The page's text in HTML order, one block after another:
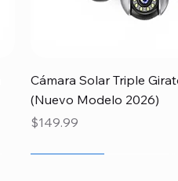
Vista rápida
Cámara Solar Triple
(Nuevo Modelo 2026)
Precio
$149.99